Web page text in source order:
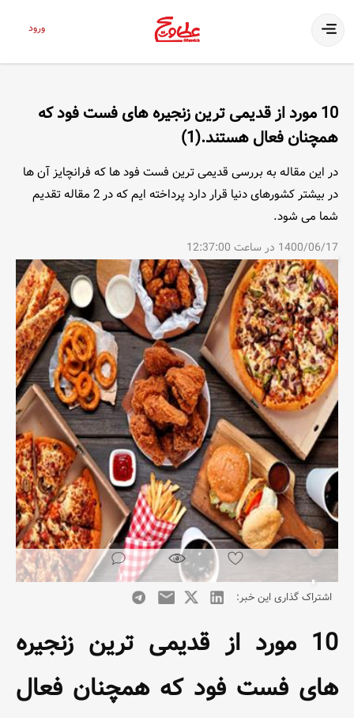
ورود
10 مورد از قدیمی ترین زنجیره های فست فود که
همچنان فعال هستند.(1)
1400/06/17 در ساعت 12:37:00
در این مقاله به بررسی قدیمی ترین فست فود ها که فرانچایز آن ها
در بیشتر کشورهای دنیا قرار دارد پرداخته ایم که در 2 مقاله تقدیم
شما می شود.
اشتراک گذاری این خبر:
10 مورد از قدیمی ترین زنجیره
های فست فود که همچنان فعال